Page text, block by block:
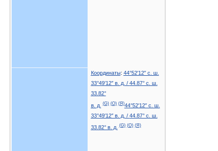
Координаты: 44°52′12″ с. ш.
33°49′12″ в. д. / 44.87° с. ш.
33.82°
в. д. (G) (O) (Я)44°52′12″ с. ш.
33°49′12″ в. д. / 44.87° с. ш.
33.82° в. д. (G) (O) (Я)